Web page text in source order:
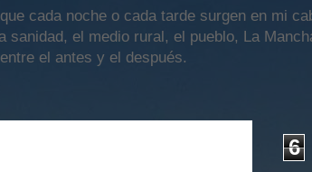
cada noche o cada tarde surgen en mi
el medio rural, el pueblo, La
el antes y el después.
6